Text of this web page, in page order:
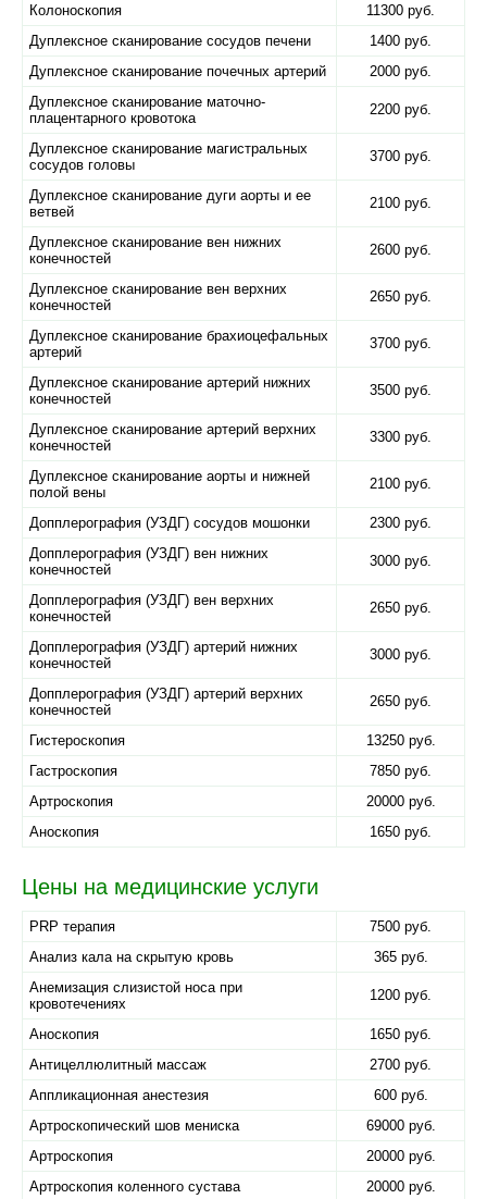
Колоноскопия
11300 руб.
Дуплексное сканирование сосудов печени
1400 руб.
Дуплексное сканирование почечных артерий
2000 руб.
Дуплексное сканирование маточно-
плацентарного кровотока
2200 руб.
Дуплексное сканирование магистральных
сосудов головы
3700 руб.
Дуплексное сканирование дуги аорты и ее
ветвей
2100 руб.
Дуплексное сканирование вен нижних
конечностей
2600 руб.
Дуплексное сканирование вен верхних
конечностей
2650 руб.
Дуплексное сканирование брахиоцефальных
артерий
3700 руб.
Дуплексное сканирование артерий нижних
конечностей
3500 руб.
Дуплексное сканирование артерий верхних
конечностей
3300 руб.
Дуплексное сканирование аорты и нижней
полой вены
2100 руб.
Допплерография (УЗДГ) сосудов мошонки
2300 руб.
Допплерография (УЗДГ) вен нижних
конечностей
3000 руб.
Допплерография (УЗДГ) вен верхних
конечностей
2650 руб.
Допплерография (УЗДГ) артерий нижних
конечностей
3000 руб.
Допплерография (УЗДГ) артерий верхних
конечностей
2650 руб.
Гистероскопия
13250 руб.
Гастроскопия
7850 руб.
Артроскопия
20000 руб.
Аноскопия
1650 руб.
Цены на медицинские услуги
PRP терапия
7500 руб.
Анализ кала на скрытую кровь
365 руб.
Анемизация слизистой носа при
кровотечениях
1200 руб.
Аноскопия
1650 руб.
Антицеллюлитный массаж
2700 руб.
Аппликационная анестезия
600 руб.
Артроскопический шов мениска
69000 руб.
Артроскопия
20000 руб.
Артроскопия коленного сустава
20000 руб.